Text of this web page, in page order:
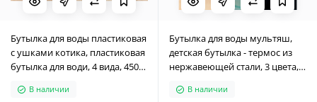
Бутылка для воды пластиковая
с ушками котика, пластиковая
бутылка для води, 4 вида, 450
В наличии
Бутылка для воды мультяш,
детская бутылка - термос из
нержавеющей стали, 3 цвета,
В наличии